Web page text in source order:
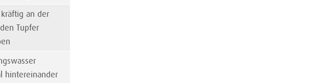
an der
Tupfer
hintereinander